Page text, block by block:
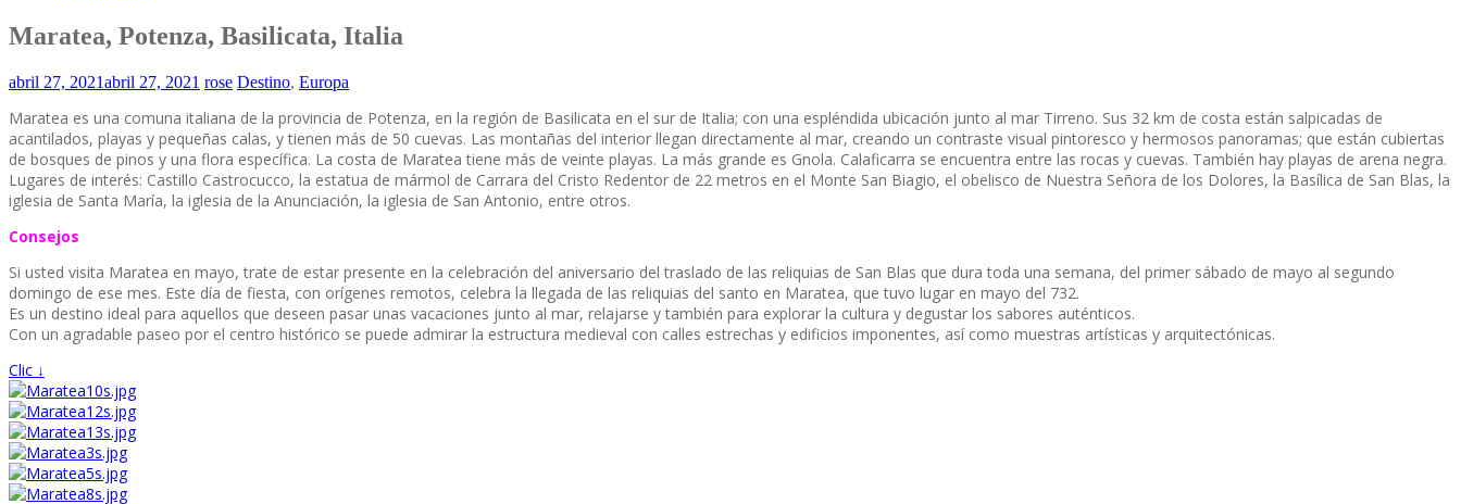
Maratea, Potenza, Basilicata, Italia
abril 27, 2021abril 27, 2021 rose Destino, Europa
Maratea es una comuna italiana de la provincia de Potenza, en la región de Basilicata en el sur de Italia; con una espléndida ubicación junto al mar Tirreno. Sus 32 km de costa están salpicadas de
acantilados, playas y pequeñas calas, y tienen más de 50 cuevas. Las montañas del interior llegan directamente al mar, creando un contraste visual pintoresco y hermosos panoramas; que están cubiertas
de bosques de pinos y una flora específica. La costa de Maratea tiene más de veinte playas. La más grande es Gnola. Calaficarra se encuentra entre las rocas y cuevas. También hay playas de arena negra.
Lugares de interés: Castillo Castrocucco, la estatua de mármol de Carrara del Cristo Redentor de 22 metros en el Monte San Biagio, el obelisco de Nuestra Señora de los Dolores, la Basílica de San Blas, la
iglesia de Santa María, la iglesia de la Anunciación, la iglesia de San Antonio, entre otros.
Consejos
Si usted visita Maratea en mayo, trate de estar presente en la celebración del aniversario del traslado de las reliquias de San Blas que dura toda una semana, del primer sábado de mayo al segundo
domingo de ese mes. Este día de fiesta, con orígenes remotos, celebra la llegada de las reliquias del santo en Maratea, que tuvo lugar en mayo del 732.
Es un destino ideal para aquellos que deseen pasar unas vacaciones junto al mar, relajarse y también para explorar la cultura y degustar los sabores auténticos.
Con un agradable paseo por el centro histórico se puede admirar la estructura medieval con calles estrechas y edificios imponentes, así como muestras artísticas y arquitectónicas.
Clic ↓